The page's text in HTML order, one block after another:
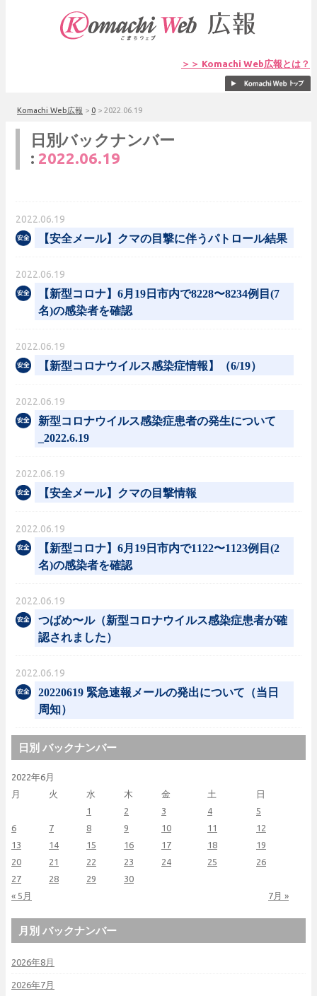
＞＞ Komachi Web広報とは？
Komachi Web広報 > 0 > 2022.06.19
日別バックナンバー
: 2022.06.19
2022.06.19
【安全メール】クマの目撃に伴うパトロール結果
2022.06.19
【新型コロナ】6月19日市内で8228〜8234例目(7
名)の感染者を確認
2022.06.19
【新型コロナウイルス感染症情報】（6/19）
2022.06.19
新型コロナウイルス感染症患者の発生について
_2022.6.19
2022.06.19
【安全メール】クマの目撃情報
2022.06.19
【新型コロナ】6月19日市内で1122〜1123例目(2
名)の感染者を確認
2022.06.19
つばめ〜ル（新型コロナウイルス感染症患者が確
認されました）
2022.06.19
20220619 緊急速報メールの発出について（当日
周知）
日別 バックナンバー
2022年6月
月
火 水 木 金 土 日
« 5月 7月 »
1 2 3 4
5
6
7 8 9 10 11
12
13
14 15 16 17 18
19
20
21 22 23 24 25
26
27
28 29 30
月別 バックナンバー
2026年8月
2026年7月